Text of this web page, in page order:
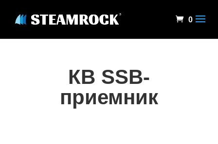
0
КВ SSB-
приемник